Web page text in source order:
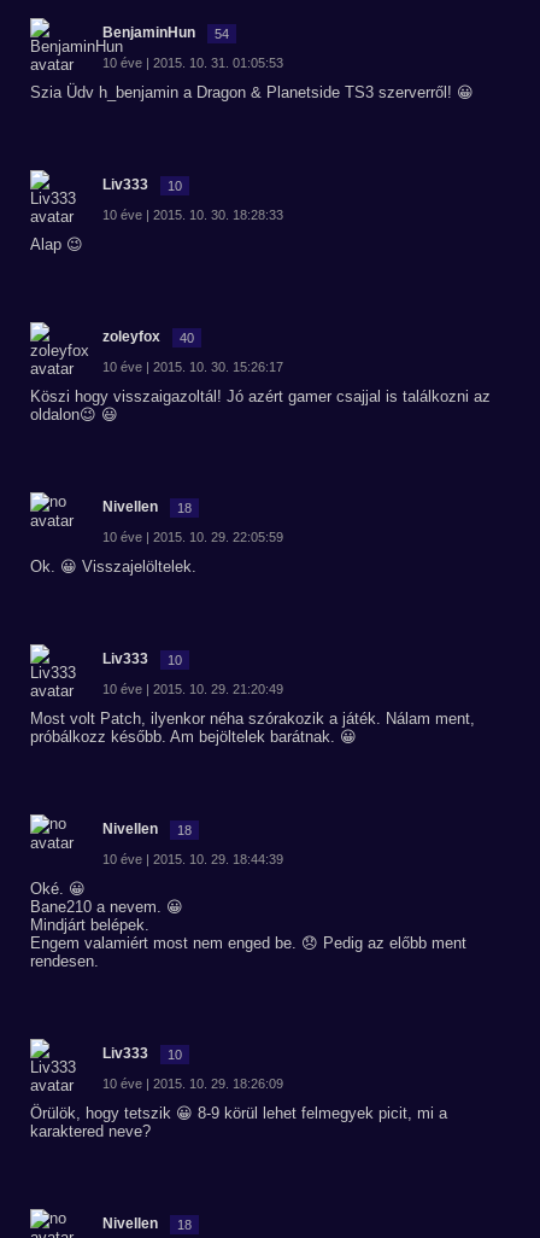
BenjaminHun 54
10 éve | 2015. 10. 31. 01:05:53
Szia Üdv h_benjamin a Dragon & Planetside TS3 szerverről! 😀
Liv333 10
10 éve | 2015. 10. 30. 18:28:33
Alap 😉
zoleyfox 40
10 éve | 2015. 10. 30. 15:26:17
Köszi hogy visszaigazoltál! Jó azért gamer csajjal is találkozni az
oldalon😉 😃
Nivellen 18
10 éve | 2015. 10. 29. 22:05:59
Ok. 😀 Visszajelöltelek.
Liv333 10
10 éve | 2015. 10. 29. 21:20:49
Most volt Patch, ilyenkor néha szórakozik a játék. Nálam ment,
próbálkozz később. Am bejöltelek barátnak. 😀
Nivellen 18
10 éve | 2015. 10. 29. 18:44:39
Oké. 😀
Bane210 a nevem. 😀
Mindjárt belépek.
Engem valamiért most nem enged be. 😞 Pedig az előbb ment
rendesen.
Liv333 10
10 éve | 2015. 10. 29. 18:26:09
Örülök, hogy tetszik 😀 8-9 körül lehet felmegyek picit, mi a
karaktered neve?
Nivellen 18